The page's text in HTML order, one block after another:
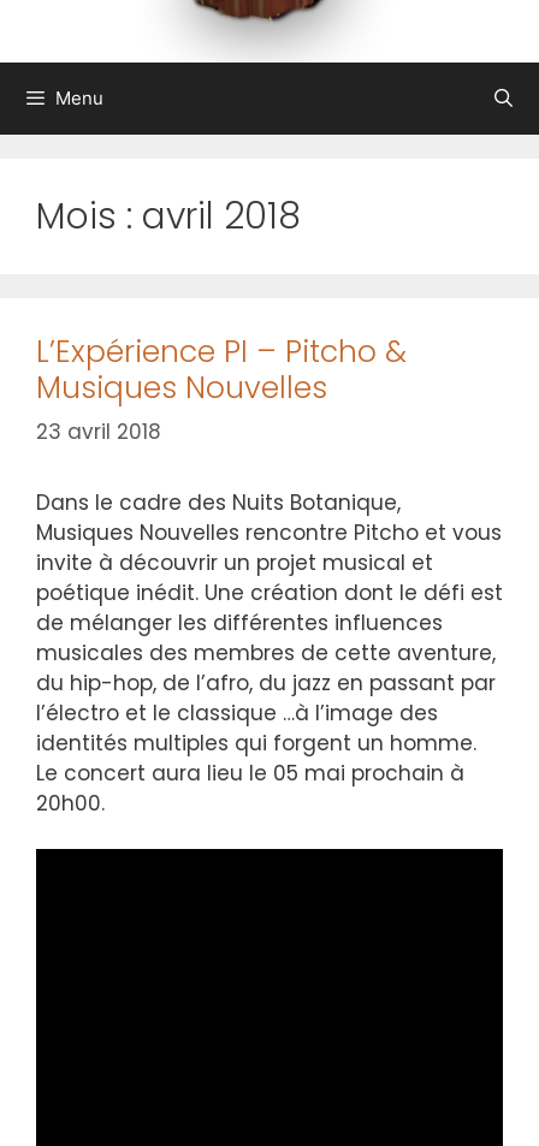
Menu
Mois : avril 2018
L’Expérience PI – Pitcho &
Musiques Nouvelles
23 avril 2018
Dans le cadre des Nuits Botanique,
Musiques Nouvelles rencontre Pitcho et vous
invite à découvrir un projet musical et
poétique inédit. Une création dont le défi est
de mélanger les différentes influences
musicales des membres de cette aventure,
du hip-hop, de l’afro, du jazz en passant par
l’électro et le classique …à l’image des
identités multiples qui forgent un homme.
Le concert aura lieu le 05 mai prochain à
20h00.